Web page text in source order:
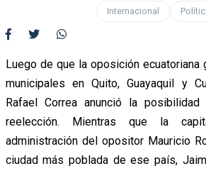
Internacional
Luego de que la oposición ecuatoriana
municipales en Quito, Guayaquil y
Rafael Correa anunció la
reelección. Mientras que la
administración del opositor Mauricio
ciudad más poblada de ese país,